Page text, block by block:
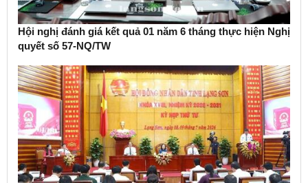
Hội nghị đánh giá kết quả 01 năm 6 tháng thực hiện Nghị
quyết số 57-NQ/TW